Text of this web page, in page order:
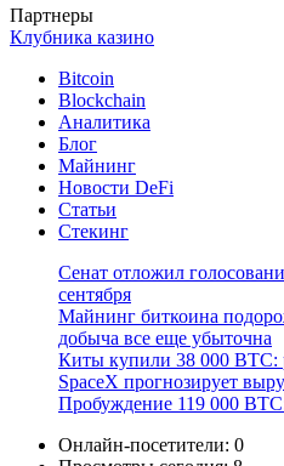
Партнеры
Клубника казино
Bitcoin
Blockchain
Аналитика
Блог
Майнинг
Новости DeFi
Статьи
Стекинг
Сенат отложил
сентября
Майнинг биткоина
добыча все еще убыточна
Киты купили 38 000 BTC:
SpaceX прогнозирует
Пробуждение 119 000
Онлайн-посетители: 0